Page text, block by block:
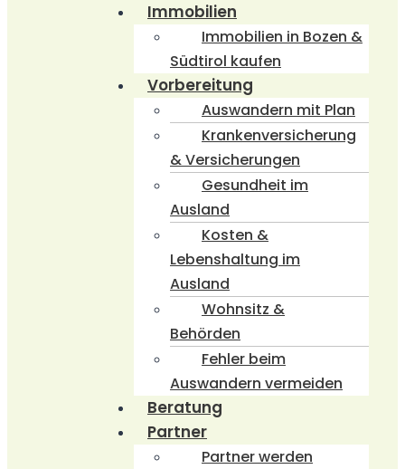
Immobilien
Immobilien in Bozen &
Südtirol kaufen
Vorbereitung
Auswandern mit Plan
Krankenversicherung
& Versicherungen
Gesundheit im
Ausland
Kosten &
Lebenshaltung im
Ausland
Wohnsitz &
Behörden
Fehler beim
Auswandern vermeiden
Beratung
Partner
Partner werden